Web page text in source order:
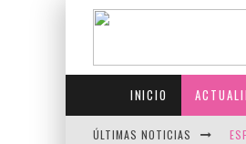
INICIO
ÚLTIMAS NOTICIAS